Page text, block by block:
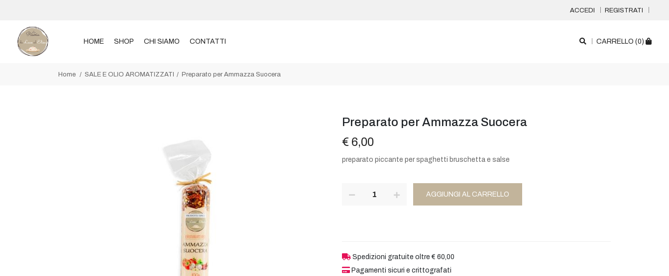
ACCEDI REGISTRATI
HOME SHOP CHI SIAMO CONTATTI CARRELLO (0)
Home SALE E OLIO AROMATIZZATI Preparato per Ammazza Suocera
Preparato per Ammazza Suocera
€ 6,00
preparato piccante per spaghetti bruschetta e salse
AGGIUNGI AL CARRELLO
Spedizioni gratuite oltre € 60,00
Pagamenti sicuri e crittografati